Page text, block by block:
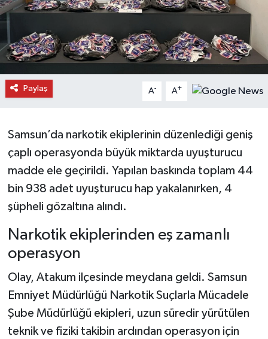
Paylaş A- A+
Samsun’da narkotik ekiplerinin düzenlediği geniş
çaplı operasyonda büyük miktarda uyuşturucu
madde ele geçirildi. Yapılan baskında toplam 44
bin 938 adet uyuşturucu hap yakalanırken, 4
şüpheli gözaltına alındı.
Narkotik ekiplerinden eş zamanlı
operasyon
Olay, Atakum ilçesinde meydana geldi. Samsun
Emniyet Müdürlüğü Narkotik Suçlarla Mücadele
Şube Müdürlüğü ekipleri, uzun süredir yürütülen
teknik ve fiziki takibin ardından operasyon için
Hanönü Haberleri
İhsangazi Haberleri
Merkez Haberleri
Şenpazar Haberleri
Taşköprü Haberleri
Tosya Haberleri
Karadeniz Haberleri